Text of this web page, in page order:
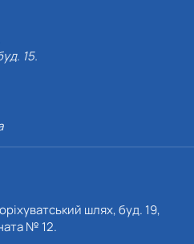
15.
шлях, буд. 19,
№ 12.